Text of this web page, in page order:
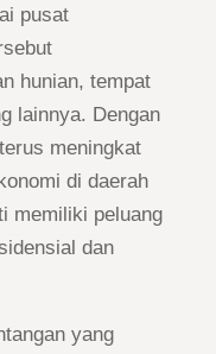
pusat
hunian, tempat
lainnya. Dengan
meningkat
di daerah
memiliki peluang
dan
yang